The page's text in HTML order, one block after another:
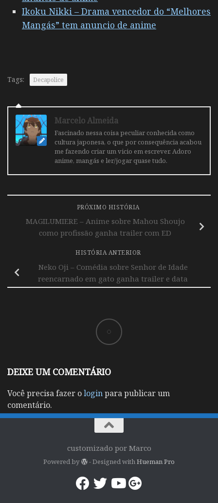
Ikoku Nikki – Drama vencedor do “Melhores
Mangás” tem anuncio de anime
Tags: Decapolice
Marcelo Almeida
Fascinado nessa coisa peculiar conhecida como
cultura japonesa, o que por consequência acabou
me fazendo criar um vicio em escrever. Adoro
anime, mangás e ler/jogar quase tudo.
PRÓXIMO HISTÓRIA
MAGILUMIERE – Anime sobre Mahou Shoujo
como profissão ganha trailer com ED
HISTÓRIA ANTERIOR
Neko Oji – Comédia sobre Senhor de Idade
reencarnado em gato ganha trailer e data
DEIXE UM COMENTÁRIO
Você precisa fazer ologinpara publicar um
comentário.
customizado por Marco
Powered by - Designed withHueman Pro